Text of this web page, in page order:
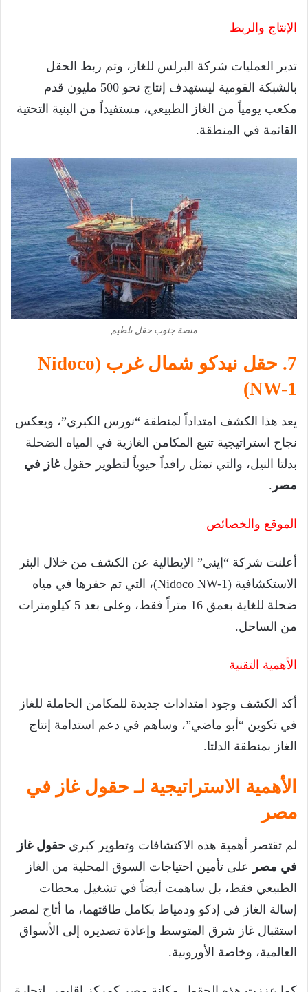
الإنتاج والربط
تدير العمليات شركة البرلس للغاز، وتم ربط الحقل
بالشبكة القومية ليستهدف إنتاج نحو 500 مليون قدم
مكعب يومياً من الغاز الطبيعي، مستفيداً من البنية التحتية
القائمة في المنطقة.
منصة جنوب حقل بلطيم
7. حقل نيدكو شمال غرب (Nidoco
NW-1)
يعد هذا الكشف امتداداً لمنطقة “نورس الكبرى”، ويعكس
نجاح استراتيجية تتبع المكامن الغازية في المياه الضحلة
بدلتا النيل، والتي تمثل رافداً حيوياً لتطوير حقول غاز في
مصر .
الموقع والخصائص
أعلنت شركة “إيني” الإيطالية عن الكشف من خلال البئر
الاستكشافية (Nidoco NW-1)، التي تم حفرها في مياه
ضحلة للغاية بعمق 16 متراً فقط، وعلى بعد 5 كيلومترات
من الساحل.
الأهمية التقنية
أكد الكشف وجود امتدادات جديدة للمكامن الحاملة للغاز
في تكوين “أبو ماضي”، وساهم في دعم استدامة إنتاج
الغاز بمنطقة الدلتا.
الأهمية الاستراتيجية لـ حقول غاز في
مصر
لم تقتصر أهمية هذه الاكتشافات وتطوير كبرى حقول غاز
في مصر على تأمين احتياجات السوق المحلية من الغاز
الطبيعي فقط، بل ساهمت أيضاً في تشغيل محطات
إسالة الغاز في إدكو ودمياط بكامل طاقتهما، ما أتاح لمصر
استقبال غاز شرق المتوسط وإعادة تصديره إلى الأسواق
العالمية، وخاصة الأوروبية.